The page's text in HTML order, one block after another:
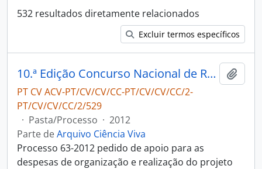
532 resultados diretamente relacionados
Excluir termos específicos
10.ª Edição Concurso Nacional de Robótica - Robô bombeiro
PT CV ACV-PT/CV/CV/CC-PT/CV/CV/CC/2-
PT/CV/CV/CC/2/529
· Pasta/Processo · 2012
Parte deArquivo Ciência Viva
Processo 63-2012 pedido de apoio para as
despesas de organização e realização do projeto